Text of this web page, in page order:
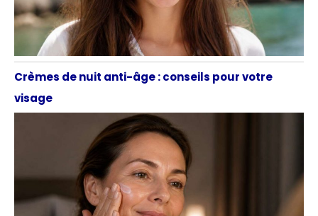
Crèmes de nuit anti-âge : conseils pour votre
visage